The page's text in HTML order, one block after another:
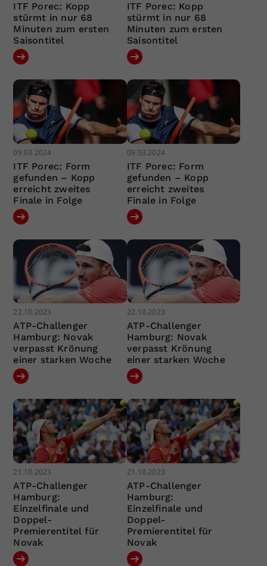
ITF Porec: Kopp
stürmt in nur 68
Minuten zum ersten
Saisontitel
ITF Porec: Kopp
stürmt in nur 68
Minuten zum ersten
Saisontitel
09.03.2024
ITF Porec: Form
gefunden – Kopp
erreicht zweites
Finale in Folge
09.03.2024
ITF Porec: Form
gefunden – Kopp
erreicht zweites
Finale in Folge
22.10.2023
ATP-Challenger
Hamburg: Novak
verpasst Krönung
einer starken Woche
22.10.2023
ATP-Challenger
Hamburg: Novak
verpasst Krönung
einer starken Woche
21.10.2023
ATP-Challenger
Hamburg:
Einzelfinale und
Doppel-
Premierentitel für
Novak
21.10.2023
ATP-Challenger
Hamburg:
Einzelfinale und
Doppel-
Premierentitel für
Novak